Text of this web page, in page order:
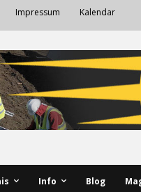
Impressum Kalendar
Info Blog